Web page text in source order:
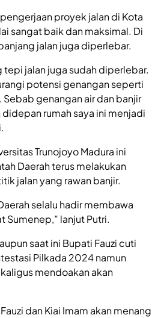
proyek jalan di Kota
sangat baik dan maksimal. Di
jalan juga diperlebar.
tepi jalan juga sudah diperlebar.
potensi genangan seperti
genangan air dan banjir
rumah saya ini menjadi
Trunojoyo Madura ini
Daerah terus melakukan
jalan yang rawan banjir.
selalu hadir membawa
Sumenep,” lanjut Putri.
saat ini Bupati Fauzi cuti
Pilkada 2024 namun
mendoakan akan
dan Kiai Imam akan menang